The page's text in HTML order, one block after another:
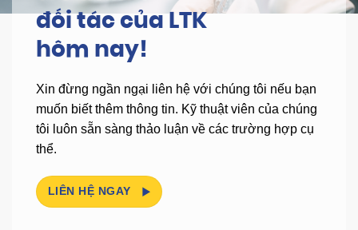
đối tác của LTK
hôm nay!
Xin đừng ngần ngại liên hệ với chúng tôi nếu bạn
muốn biết thêm thông tin. Kỹ thuật viên của chúng
tôi luôn sẵn sàng thảo luận về các trường hợp cụ
thể.
LIÊN HỆ NGAY